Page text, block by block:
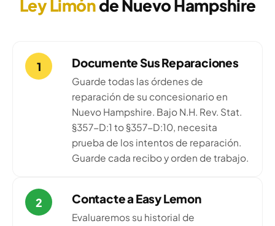
Ley Limónde Nuevo Hampshire
1 Documente Sus Reparaciones
Guarde todas las órdenes de
reparación de su concesionario en
Nuevo Hampshire. Bajo N.H. Rev. Stat.
§357-D:1 to §357-D:10, necesita
prueba de los intentos de reparación.
Guarde cada recibo y orden de trabajo.
2 Contacte a Easy Lemon
Evaluaremos su historial de